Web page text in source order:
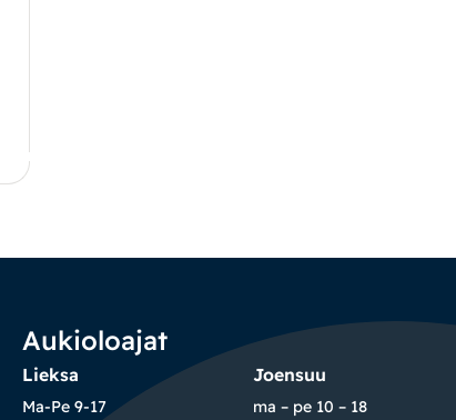
Aukioloajat
Lieksa
Ma-Pe 9-17
Joensuu
ma – pe 10 – 18